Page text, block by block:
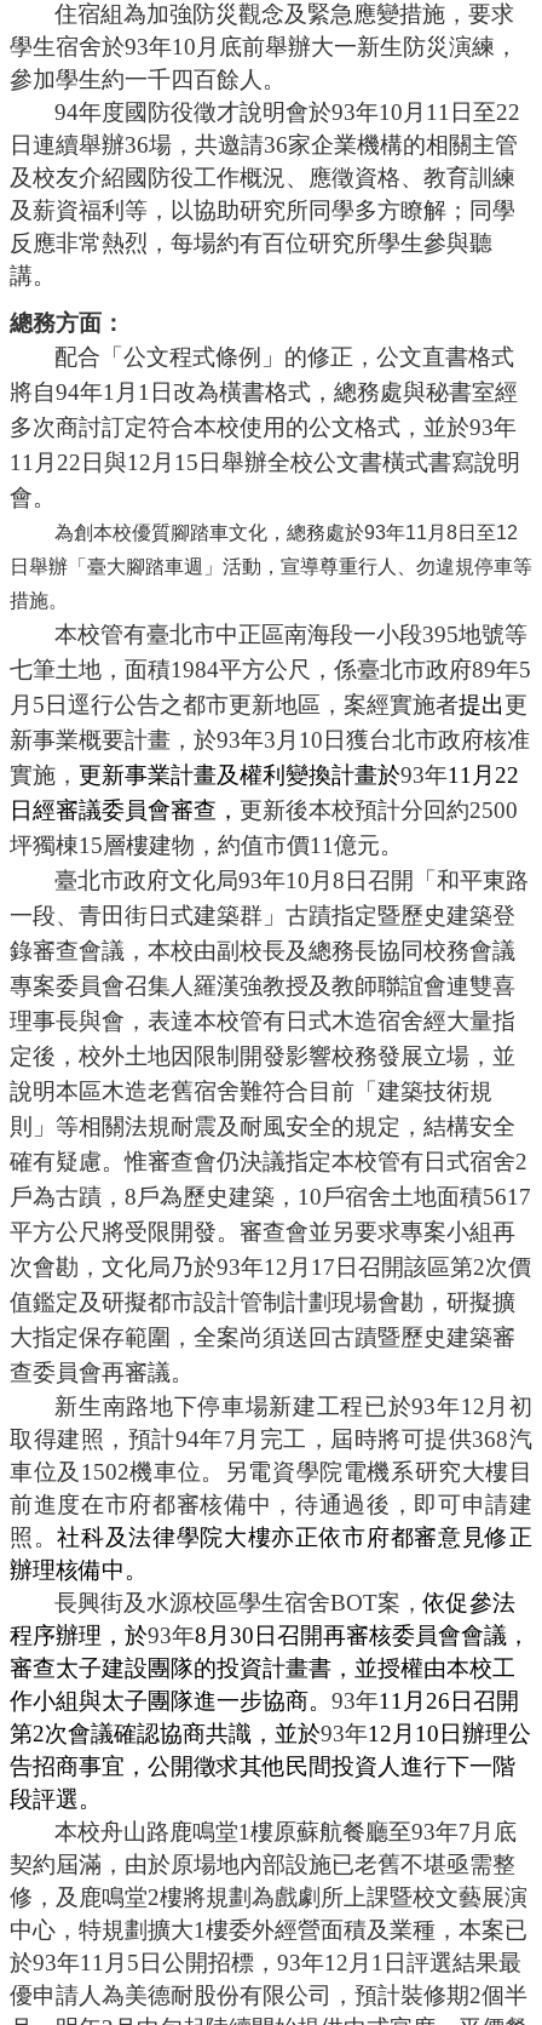
住宿組為加強防災觀念及緊急應變措施，要求
學生宿舍於93年10月底前舉辦大一新生防災演練，
參加學生約一千四百餘人。
94年度國防役徵才說明會於93年10月11日至22
日連續舉辦36場，共邀請36家企業機構的相關主管
及校友介紹國防役工作概況、應徵資格、教育訓練
及薪資福利等，以協助研究所同學多方瞭解；同學
反應非常熱烈，每場約有百位研究所學生參與聽
講。
總務方面：
配合「公文程式條例」的修正，公文直書格式
將自94年1月1日改為橫書格式，總務處與秘書室經
多次商討訂定符合本校使用的公文格式，並於93年
11月22日與12月15日舉辦全校公文書橫式書寫說明
會。
為創本校優質腳踏車文化，總務處於93年11 月8日至12
日舉辦「臺大腳踏車週」活動，宣導尊重行人、勿違規停車等
措施。
本校管有臺北市中正區南海段一小段395地號等
七筆土地，面積1984平方公尺，係臺北市政府89年5
月5日逕行公告之都市更新地區，案經實施者提出更
新事業概要計畫，於93年3月10日獲台北市政府核准
實施， 更新事業計畫及權利變換計畫於93年11月22
日經審議委員會審查， 更新後本校預計分回約2500
坪獨棟15層樓建物，約值市價11億元。
臺北市政府文化局93年10月8日召開「和平東路
一段、青田街日式建築群」古蹟指定暨歷史建築登
錄審查會議，本校由副校長及總務長協同校務會議
專案委員會召集人羅漢強教授及教師聯誼會連雙喜
理事長與會，表達本校管有日式木造宿舍經大量指
定後， 校外土地因限制開發影響校務發展立場 ，並
說明本區木造老舊宿舍難符合目前「建築技術規
則」等相關法規耐震及耐風安全的規定，結構安全
確有疑慮。惟審查會仍決議指定本校管有日式宿舍2
戶為古蹟，8戶為歷史建築，10戶宿舍土地面積5617
平方公尺將受限開發。審查會並另要求專案小組再
次會勘，文化局乃於93年12月17日召開該區第2次價
值鑑定及研擬都市設計管制計劃現場會勘，研擬擴
大指定保存範圍，全案尚須送回古蹟暨歷史建築審
查委員會再審議。
新生南路地下停車場新建工程已於93年12月初
取得建照，預計94年7月完工，屆時將可提供368汽
車位及1502機車位。另電資學院電機系研究大樓目
前進度在市府都審核備中，待通過後，即可申請建
照。社科及法律學院大樓亦正依市府都審意見修正
辦理核備中。
長興街及水源校區學生宿舍BOT案，依促參法
程序辦理，於93年8月30日召開再審核委員會會議，
審查太子建設團隊的投資計畫書，並授權由本校工
作小組與太子團隊進一步協商。 93年11月26日召開
第2次會議確認協商共識，並於93年12月10日辦理公
告招商事宜，公開徵求其他民間投資人進行下一階
段評選。
本校舟山路鹿鳴堂1樓原蘇航餐廳至93年7月底
契約屆滿，由於原場地內部設施已老舊不堪亟需整
修，及鹿鳴堂2樓將規劃為戲劇所上課暨校文藝展演
中心，特規劃擴大1樓委外經營面積及業種，本案已
於93年11月5日公開招標，93年12月1日評選結果最
優申請人為美德耐股份有限公司，預計裝修期2個半